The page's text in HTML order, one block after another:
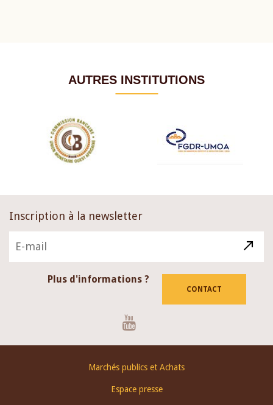
AUTRES INSTITUTIONS
Inscription à la newsletter
Plus d'informations ?
CONTACT
Marchés publics et Achats
Espace presse